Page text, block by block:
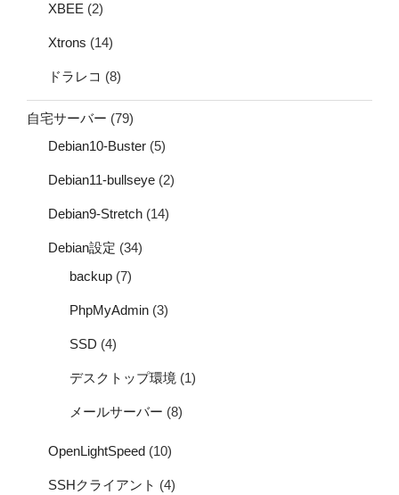
XBEE (2)
Xtrons (14)
ドラレコ (8)
自宅サーバー (79)
Debian10-Buster (5)
Debian11-bullseye (2)
Debian9-Stretch (14)
Debian設定 (34)
backup (7)
PhpMyAdmin (3)
SSD (4)
デスクトップ環境 (1)
メールサーバー (8)
OpenLightSpeed (10)
SSHクライアント (4)